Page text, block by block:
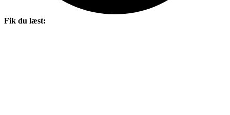
Fik du læst: